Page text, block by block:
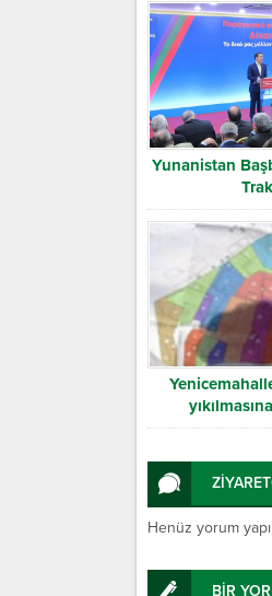
Yunanistan
Henüz yorum
BİR